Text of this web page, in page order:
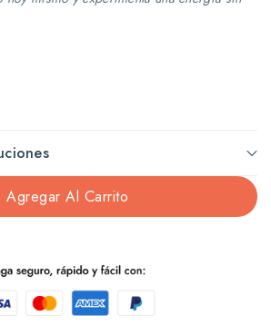
Agregar Al Carrito